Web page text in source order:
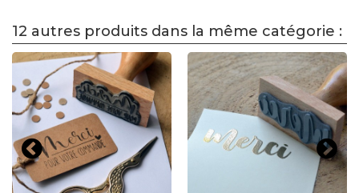
12 autres produits dans la même catégorie :